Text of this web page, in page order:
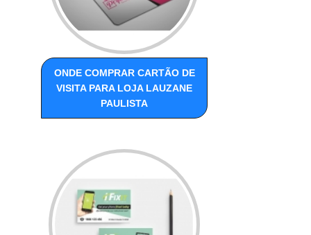
ONDE COMPRAR CARTÃO DE
VISITA PARA LOJA LAUZANE
PAULISTA